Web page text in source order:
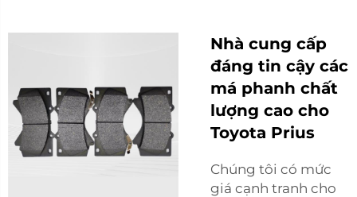
Nhà cung cấp
đáng tin cậy các
má phanh chất
lượng cao cho
Toyota Prius
Chúng tôi có mức
giá cạnh tranh cho